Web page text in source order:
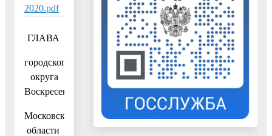
2020.pdf
ГЛАВА
городского
округа
Воскресенск
Московской
области